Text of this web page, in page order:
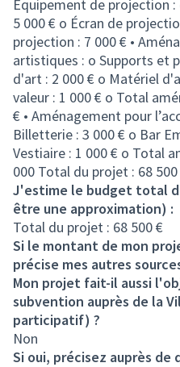
Équipement de projection
5 000 € o Écran de
projection : 7 000 € •
artistiques : o Supports et
d'art : 2 000 € o Matériel
valeur : 1 000 € o Total
€ • Aménagement pour
Billetterie : 3 000 € o Bar
Vestiaire : 1 000 € o Total
000 Total du projet : 68
J'estime le budget total
être une approximation) :
Total du projet : 68 500 €
Si le montant de mon
précise mes autres
Mon projet fait-il aussi
subvention auprès de la
participatif) ?
Non
Si oui, précisez auprès de